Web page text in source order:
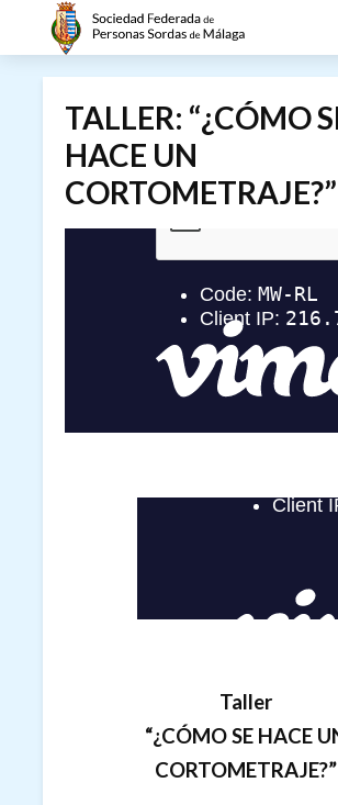
TALLER: “¿CÓMO
HACE UN
CORTOMETRAJE?”
Taller
“¿CÓMO SE HACE
CORTOMETRAJE?”